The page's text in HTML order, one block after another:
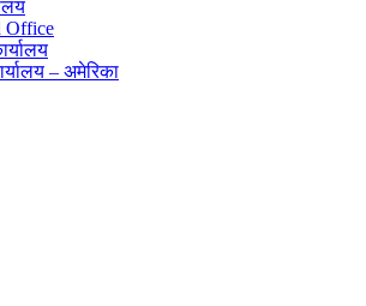
Office
– अमेरिका